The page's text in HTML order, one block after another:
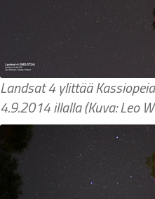
Landsat 4 ylittää
4.9.2014 illalla (Kuva: Leo